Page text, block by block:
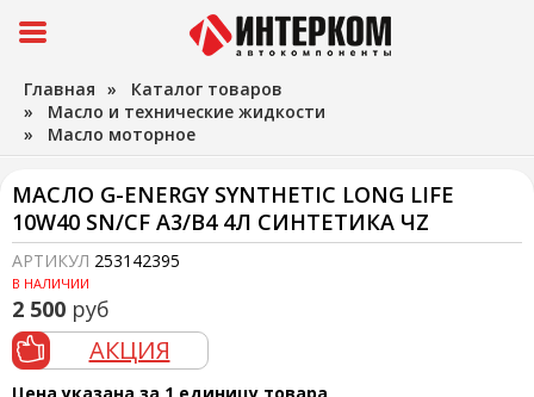
Главная » Каталог товаров
» Масло и технические жидкости
» Масло моторное
МАСЛО G-ENERGY SYNTHETIC LONG LIFE
10W40 SN/CF A3/B4 4Л СИНТЕТИКА ЧZ
АРТИКУЛ 253142395
В НАЛИЧИИ
2 500 руб
АКЦИЯ